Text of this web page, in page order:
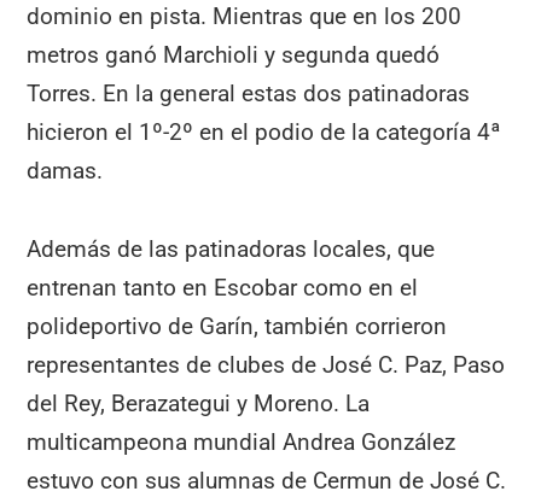
dominio en pista. Mientras que en los 200
metros ganó Marchioli y segunda quedó
Torres. En la general estas dos patinadoras
hicieron el 1º-2º en el podio de la categoría 4ª
damas.
Además de las patinadoras locales, que
entrenan tanto en Escobar como en el
polideportivo de Garín, también corrieron
representantes de clubes de José C. Paz, Paso
del Rey, Berazategui y Moreno. La
multicampeona mundial Andrea González
estuvo con sus alumnas de Cermun de José C.